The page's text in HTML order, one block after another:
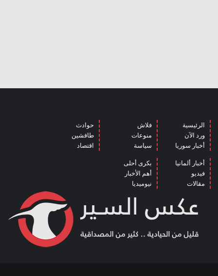
الرئيسية
ورد الآن
أخبار سوريا
فلاش
منوعات
سياسة
حوادث
طافشين
اقتصاد
أخبار ألمانيا
فيديو
مقالات
بكرى أحلى
أهم الأخبار
نيوميديا